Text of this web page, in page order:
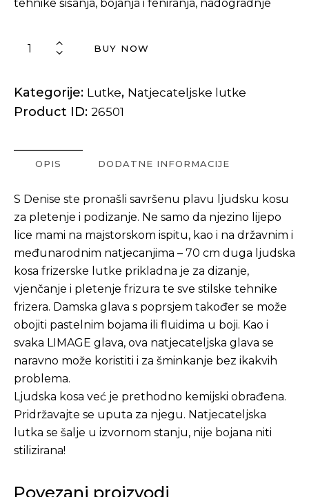
tehnike šišanja, bojanja i feniranja, nadogradnje
BUY NOW
Kategorije: Lutke, Natjecateljske lutke
Product ID: 26501
OPIS DODATNE INFORMACIJE
S Denise ste pronašli savršenu plavu ljudsku kosu
za pletenje i podizanje. Ne samo da njezino lijepo
lice mami na majstorskom ispitu, kao i na državnim i
međunarodnim natjecanjima – 70 cm duga ljudska
kosa frizerske lutke prikladna je za dizanje,
vjenčanje i pletenje frizura te sve stilske tehnike
frizera. Damska glava s poprsjem također se može
obojiti pastelnim bojama ili fluidima u boji. Kao i
svaka LIMAGE glava, ova natjecateljska glava se
naravno može koristiti i za šminkanje bez ikakvih
problema.
Ljudska kosa već je prethodno kemijski obrađena.
Pridržavajte se uputa za njegu. Natjecateljska
lutka se šalje u izvornom stanju, nije bojana niti
stilizirana!
Povezani proizvodi